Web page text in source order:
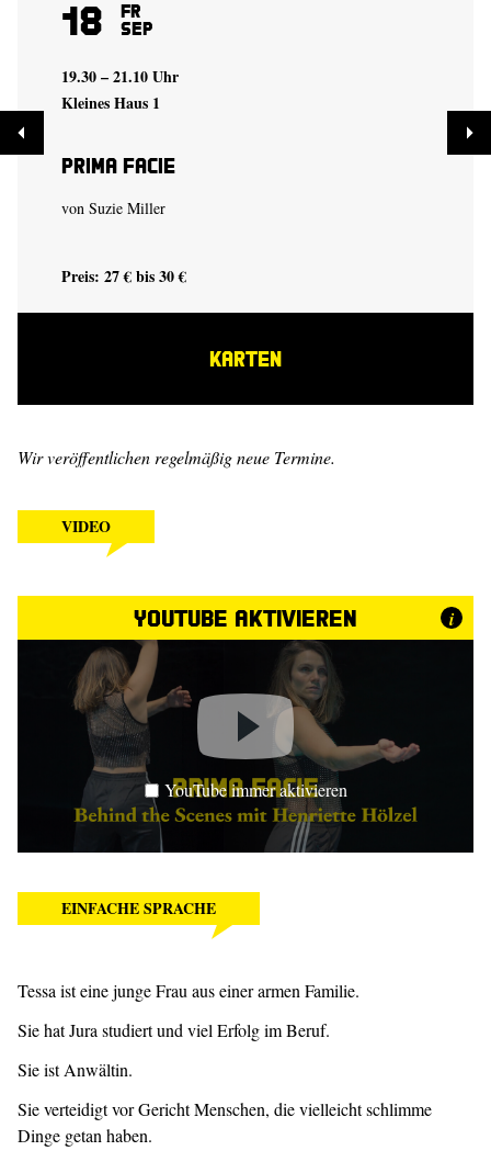
18 Fr
Sep
19.30 – 21.10 Uhr
Kleines Haus 1
Prima Facie
von Suzie Miller
Preis: 27 € bis 30 €
KARTEN
Wir veröffentlichen regelmäßig neue Termine.
VIDEO
YouTube aktivieren i
YouTube immer aktivieren
EINFACHE SPRACHE
Tessa ist eine junge Frau aus einer armen Familie.
Sie hat Jura studiert und viel Erfolg im Beruf.
Sie ist Anwältin.
Sie verteidigt vor Gericht Menschen, die vielleicht schlimme
Dinge getan haben.